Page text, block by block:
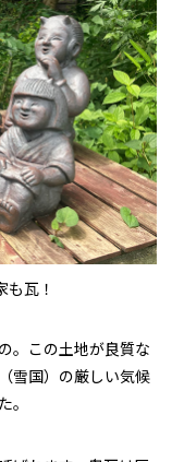
も瓦！
。この土地が良質な
雪国）の厳しい気候
。